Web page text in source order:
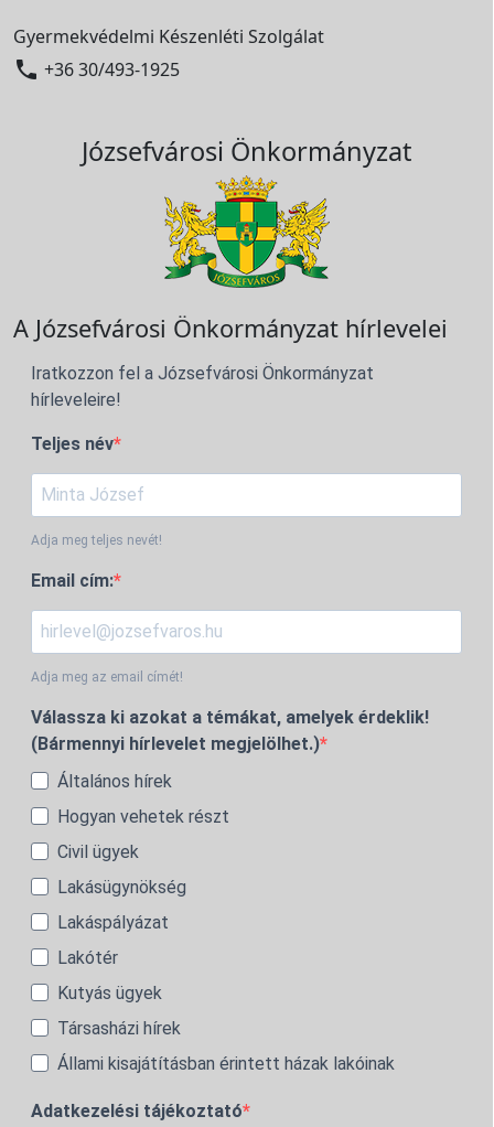
Gyermekvédelmi Készenléti Szolgálat
 +36 30/493-1925
Józsefvárosi Önkormányzat
A Józsefvárosi Önkormányzat hírlevelei
Iratkozzon fel a Józsefvárosi Önkormányzat
hírleveleire!
Teljes név
Adja meg teljes nevét!
Email cím:
Adja meg az email címét!
Válassza ki azokat a témákat, amelyek érdeklik!
(Bármennyi hírlevelet megjelölhet.)
Általános hírek
Hogyan vehetek részt
Civil ügyek
Lakásügynökség
Lakáspályázat
Lakótér
Kutyás ügyek
Társasházi hírek
Állami kisajátításban érintett házak lakóinak
Adatkezelési tájékoztató